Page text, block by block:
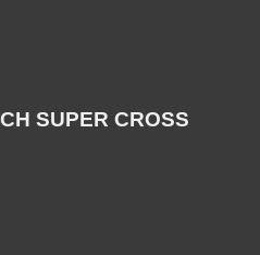
SUPER CROSS